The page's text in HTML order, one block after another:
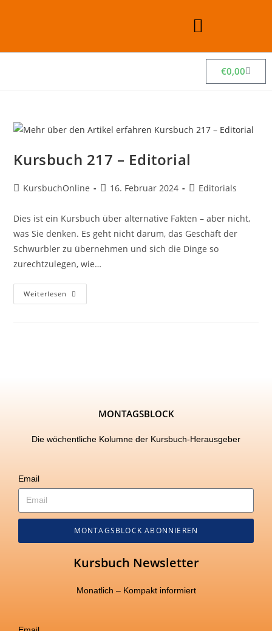
€0,00
Kursbuch 217 – Editorial
KursbuchOnline 16. Februar 2024 Editorials
Dies ist ein Kursbuch über alternative Fakten – aber nicht,
was Sie denken. Es geht nicht darum, das Geschäft der
Schwurbler zu übernehmen und sich die Dinge so
zurechtzulegen, wie…
Weiterlesen
MONTAGSBLOCK
Die wöchentliche Kolumne der Kursbuch-Herausgeber
Email
MONTAGSBLOCK ABONNIEREN
Kursbuch Newsletter
Monatlich – Kompakt informiert